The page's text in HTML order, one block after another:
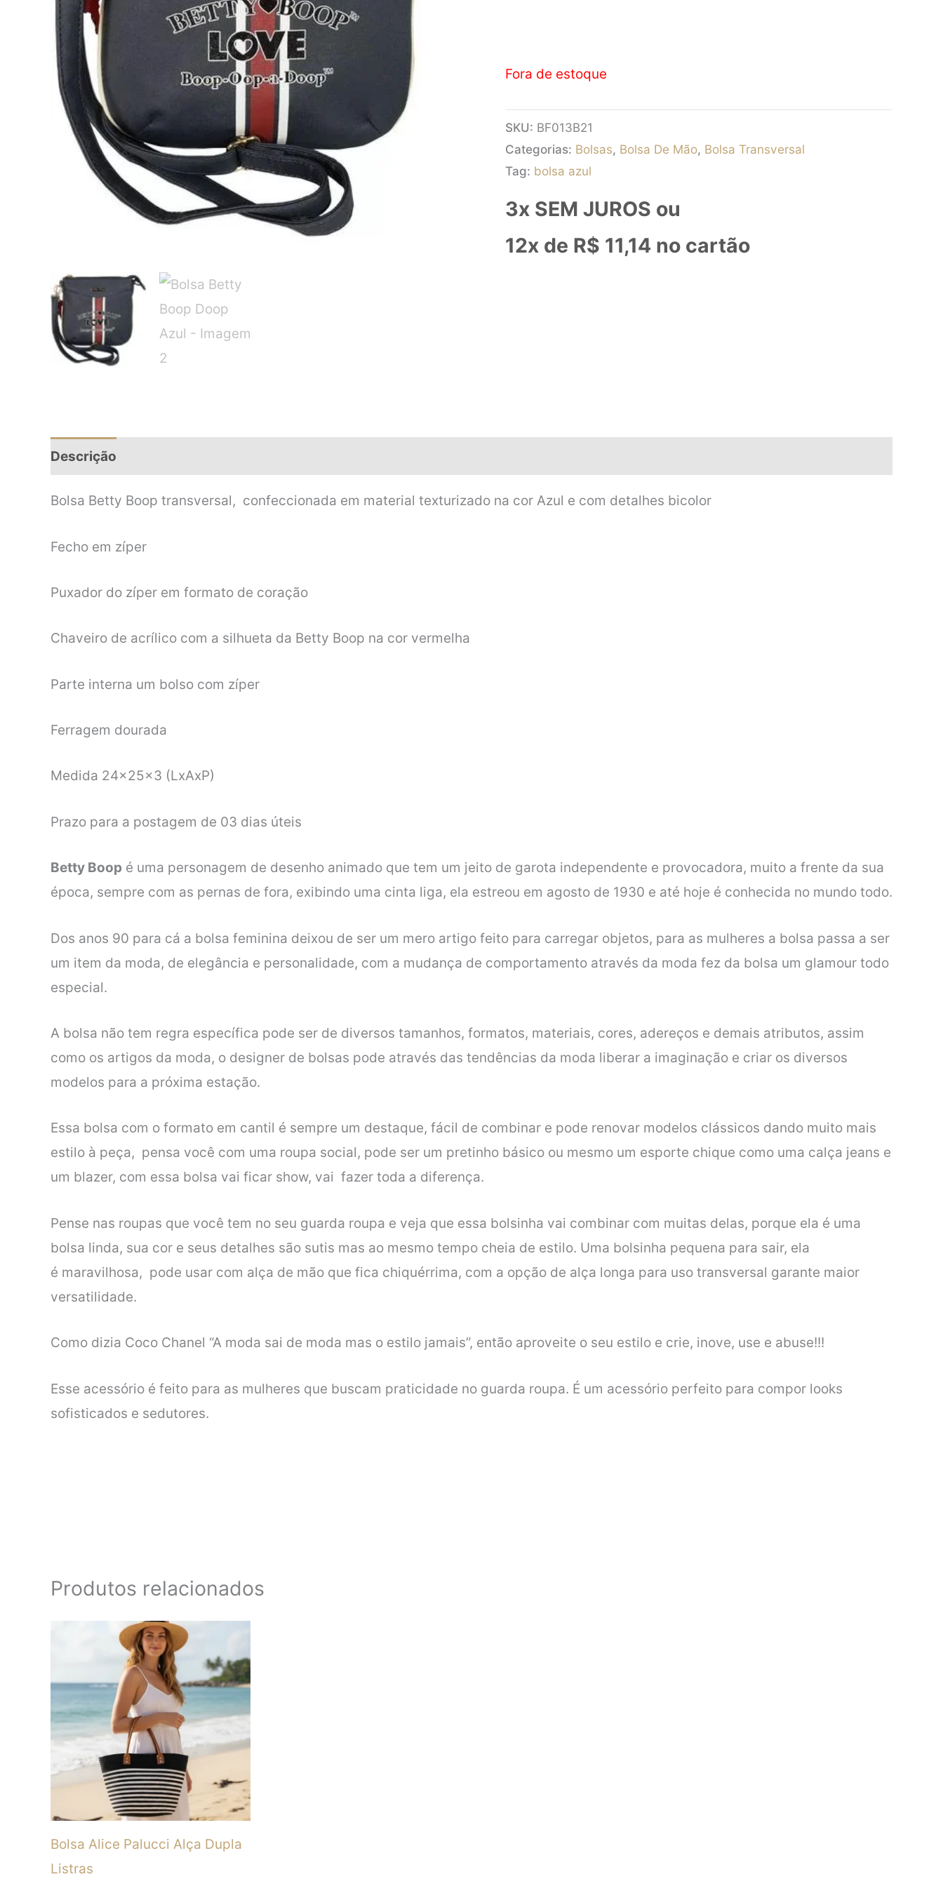
Fora de estoque
SKU: BF013B21
Categorias: Bolsas, Bolsa De Mão, Bolsa Transversal
Tag: bolsa azul
3x SEM JUROS ou
12x de R$ 11,14 no cartão
Descrição
Bolsa Betty Boop transversal, confeccionada em material texturizado na cor Azul e com detalhes bicolor
Fecho em zíper
Puxador do zíper em formato de coração
Chaveiro de acrílico com a silhueta da Betty Boop na cor vermelha
Parte interna um bolso com zíper
Ferragem dourada
Medida 24x25x3 (LxAxP)
Prazo para a postagem de 03 dias úteis
Betty Boop é uma personagem de desenho animado que tem um jeito de garota independente e provocadora, muito a frente da sua
época, sempre com as pernas de fora, exibindo uma cinta liga, ela estreou em agosto de 1930 e até hoje é conhecida no mundo todo.
Dos anos 90 para cá a bolsa feminina deixou de ser um mero artigo feito para carregar objetos, para as mulheres a bolsa passa a ser
um item da moda, de elegância e personalidade, com a mudança de comportamento através da moda fez da bolsa um glamour todo
especial.
A bolsa não tem regra específica pode ser de diversos tamanhos, formatos, materiais, cores, adereços e demais atributos, assim
como os artigos da moda, o designer de bolsas pode através das tendências da moda liberar a imaginação e criar os diversos
modelos para a próxima estação.
Essa bolsa com o formato em cantil é sempre um destaque, fácil de combinar e pode renovar modelos clássicos dando muito mais
estilo à peça, pensa você com uma roupa social, pode ser um pretinho básico ou mesmo um esporte chique como uma calça jeans e
um blazer, com essa bolsa vai ficar show, vai fazer toda a diferença.
Pense nas roupas que você tem no seu guarda roupa e veja que essa bolsinha vai combinar com muitas delas, porque ela é uma
bolsa linda, sua cor e seus detalhes são sutis mas ao mesmo tempo cheia de estilo. Uma bolsinha pequena para sair, ela
é maravilhosa, pode usar com alça de mão que fica chiquérrima, com a opção de alça longa para uso transversal garante maior
versatilidade.
Como dizia Coco Chanel “A moda sai de moda mas o estilo jamais”, então aproveite o seu estilo e crie, inove, use e abuse!!!
Esse acessório é feito para as mulheres que buscam praticidade no guarda roupa. É um acessório perfeito para compor looks
sofisticados e sedutores.
Produtos relacionados
Bolsa Alice Palucci Alça Dupla
Listras
produto
tem
várias
As
opções
podem
escolhidas